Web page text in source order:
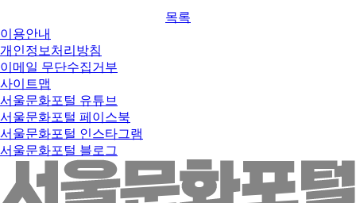
목록
이용안내
개인정보처리방침
이메일 무단수집거부
사이트맵
서울문화포털 유튜브
서울문화포털 페이스북
서울문화포털 인스타그램
서울문화포털 블로그